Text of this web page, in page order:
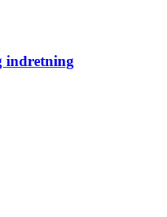
indretning